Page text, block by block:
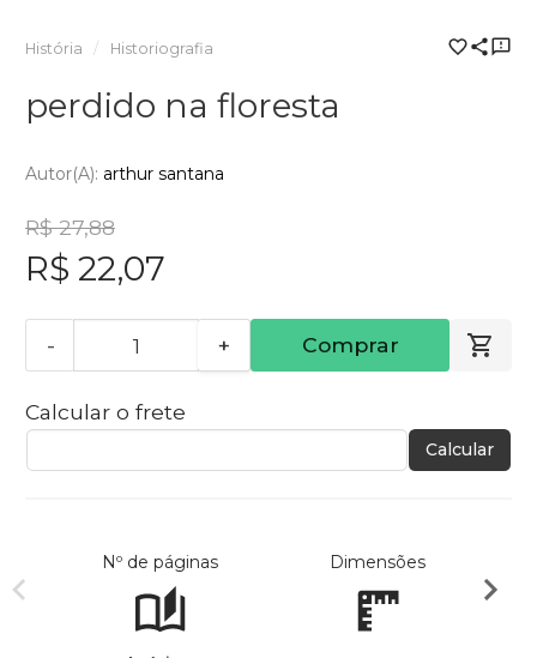
História Historiografia
perdido na floresta
Autor(a): arthur santana
R$ 27,88
R$ 22,07
- + Comprar
Calcular o frete
Calcular
Nº de páginas Dimensões